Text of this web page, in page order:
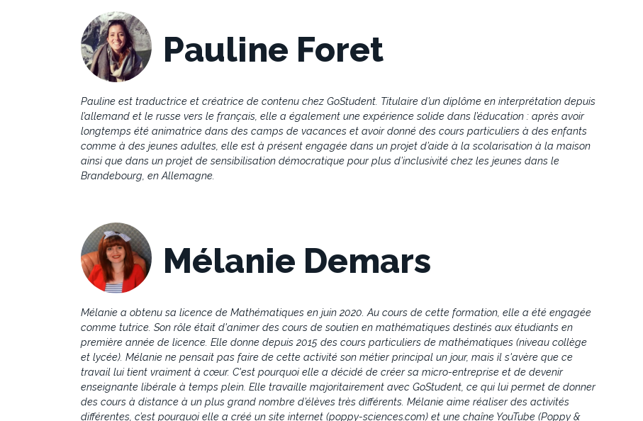
Pauline Foret
Pauline est traductrice et créatrice de contenu chez GoStudent. Titulaire d’un diplôme en interprétation depuis
l’allemand et le russe vers le français, elle a également une expérience solide dans l’éducation : après avoir
longtemps été animatrice dans des camps de vacances et avoir donné des cours particuliers à des enfants
comme à des jeunes adultes, elle est à présent engagée dans un projet d’aide à la scolarisation à la maison
ainsi que dans un projet de sensibilisation démocratique pour plus d’inclusivité chez les jeunes dans le
Brandebourg, en Allemagne.
Mélanie Demars
Mélanie a obtenu sa licence de Mathématiques en juin 2020. Au cours de cette formation, elle a été engagée
comme tutrice. Son rôle était d'animer des cours de soutien en mathématiques destinés aux étudiants en
première année de licence. Elle donne depuis 2015 des cours particuliers de mathématiques (niveau collège
et lycée). Mélanie ne pensait pas faire de cette activité son métier principal un jour, mais il s'avère que ce
travail lui tient vraiment à cœur. C'est pourquoi elle a décidé de créer sa micro-entreprise et de devenir
enseignante libérale à temps plein. Elle travaille majoritairement avec GoStudent, ce qui lui permet de donner
des cours à distance à un plus grand nombre d’élèves très différents. Mélanie aime réaliser des activités
différentes, c’est pourquoi elle a créé un site internet (poppy-sciences.com) et une chaîne YouTube (Poppy &